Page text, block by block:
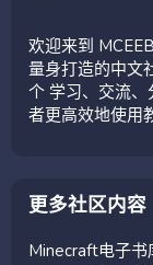
欢迎来到
量身打造的中文
个 学习、交流
者更高效地使用
更多社区内容
Minecraft电子书